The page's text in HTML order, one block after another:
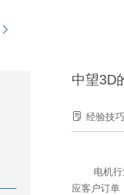
中望3D
经验技巧
电机行业
应客户订单